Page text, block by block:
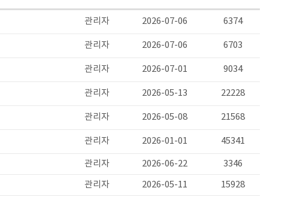
관리자 2026-07-06 6374
관리자 2026-07-06 6703
관리자 2026-07-01 9034
관리자 2026-05-13 22228
관리자 2026-05-08 21568
관리자 2026-01-01 45341
관리자 2026-06-22 3346
관리자 2026-05-11 15928